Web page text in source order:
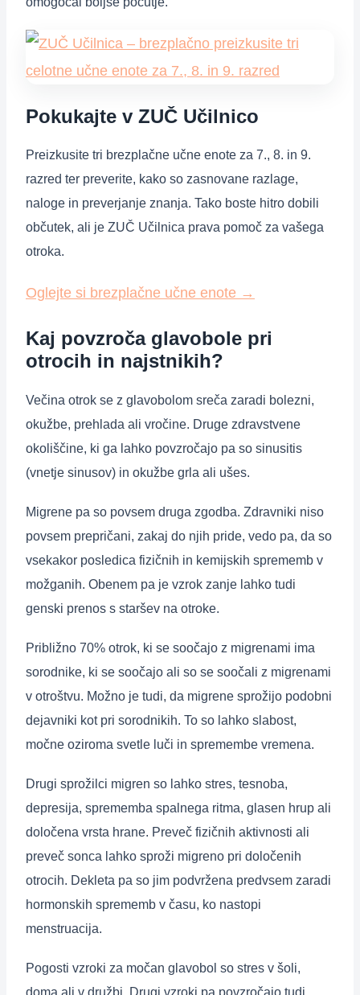
Pokukajte v ZUČ Učilnico
Preizkusite tri brezplačne učne enote za 7., 8. in 9.
razred ter preverite, kako so zasnovane razlage,
naloge in preverjanje znanja. Tako boste hitro dobili
občutek, ali je ZUČ Učilnica prava pomoč za vašega
otroka.
Oglejte si brezplačne učne enote →
Kaj povzroča glavobole pri
otrocih in najstnikih?
Večina otrok se z glavobolom sreča zaradi bolezni,
okužbe, prehlada ali vročine. Druge zdravstvene
okoliščine, ki ga lahko povzročajo pa so sinusitis
(vnetje sinusov) in okužbe grla ali ušes.
Migrene pa so povsem druga zgodba. Zdravniki niso
povsem prepričani, zakaj do njih pride, vedo pa, da so
vsekakor posledica fizičnih in kemijskih sprememb v
možganih. Obenem pa je vzrok zanje lahko tudi
genski prenos s staršev na otroke.
Približno 70% otrok, ki se soočajo z migrenami ima
sorodnike, ki se soočajo ali so se soočali z migrenami
v otroštvu. Možno je tudi, da migrene sprožijo podobni
dejavniki kot pri sorodnikih. To so lahko slabost,
močne oziroma svetle luči in spremembe vremena.
Drugi sprožilci migren so lahko stres, tesnoba,
depresija, sprememba spalnega ritma, glasen hrup ali
določena vrsta hrane. Preveč fizičnih aktivnosti ali
preveč sonca lahko sproži migreno pri določenih
otrocih. Dekleta pa so jim podvržena predvsem zaradi
hormonskih sprememb v času, ko nastopi
menstruacija.
Pogosti vzroki za močan glavobol so stres v šoli,